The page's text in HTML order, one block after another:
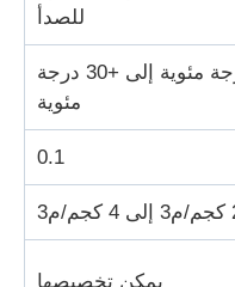
للصدأ
5 درجة مئوية إلى +30 درجة
مئوية
0.1
م3
يمكن تخصيصها